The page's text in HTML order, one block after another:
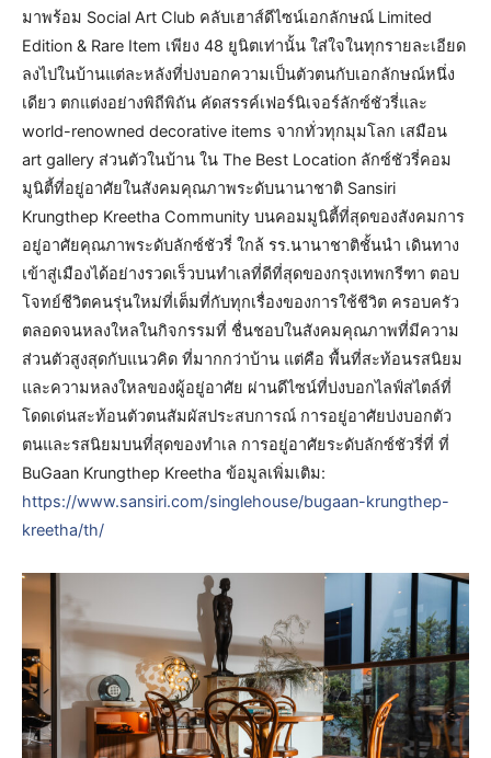
มาพร้อม Social Art Club คลับเฮาส์ดีไซน์เอกลักษณ์ Limited
Edition & Rare Item เพียง 48 ยูนิตเท่านั้น ใส่ใจในทุกรายละเอียด
ลงไปในบ้านแต่ละหลังที่บ่งบอกความเป็นตัวตนกับเอกลักษณ์หนึ่ง
เดียว ตกแต่งอย่างพิถีพิถัน คัดสรรค์เฟอร์นิเจอร์ลักซ์ชัวรี่และ
world-renowned decorative items จากทั่วทุกมุมโลก เสมือน
art gallery ส่วนตัวในบ้าน ใน The Best Location ลักซ์ชัวรี่คอม
มูนิตี้ที่อยู่อาศัยในสังคมคุณภาพระดับนานาชาติ Sansiri
Krungthep Kreetha Community บนคอมมูนิตี้ที่สุดของสังคมการ
อยู่อาศัยคุณภาพระดับลักซ์ชัวรี่ ใกล้ รร.นานาชาติชั้นนำ เดินทาง
เข้าสู่เมืองได้อย่างรวดเร็วบนทำเลที่ดีที่สุดของกรุงเทพกรีฑา ตอบ
โจทย์ชีวิตคนรุ่นใหม่ที่เต็มที่กับทุกเรื่องของการใช้ชีวิต ครอบครัว
ตลอดจนหลงใหลในกิจกรรมที่ ชื่นชอบในสังคมคุณภาพที่มีความ
ส่วนตัวสูงสุดกับแนวคิด ที่มากกว่าบ้าน แต่คือ พื้นที่สะท้อนรสนิยม
และความหลงใหลของผู้อยู่อาศัย ผ่านดีไซน์ที่บ่งบอกไลฟ์สไตล์ที่
โดดเด่นสะท้อนตัวตนสัมผัสประสบการณ์ การอยู่อาศัยบ่งบอกตัว
ตนและรสนิยมบนที่สุดของทำเล การอยู่อาศัยระดับลักซ์ชัวรี่ที่ ที่
BuGaan Krungthep Kreetha ข้อมูลเพิ่มเติม:
https://www.sansiri.com/singlehouse/bugaan-krungthep-
kreetha/th/